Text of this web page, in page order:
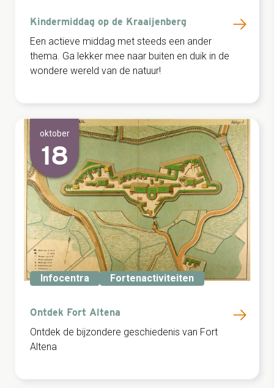
Kindermiddag op de Kraaijenberg
Een actieve middag met steeds een ander
thema. Ga lekker mee naar buiten en duik in de
wondere wereld van de natuur!
oktober
18
Infocentra Fortenactiviteiten
Ontdek Fort Altena
Ontdek de bijzondere geschiedenis van Fort
Altena